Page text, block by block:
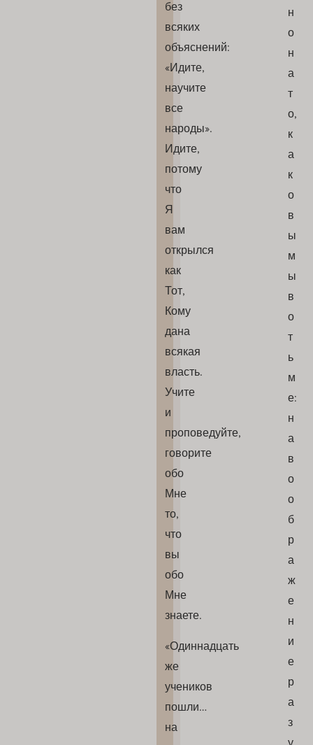
без
всяких
объяснений:
«Идите,
научите
все
народы».
Идите,
потому
что
Я
вам
открылся
как
Тот,
Кому
дана
всякая
власть.
Учите
и
проповедуйте,
говорите
обо
Мне
то,
что
вы
обо
Мне
знаете.
«Одиннадцать
же
учеников
пошли…
на
н
о
н
а
т
о,
к
а
к
о
в
ы
м
ы
в
о
т
ь
м
е:
н
а
в
о
о
б
р
а
ж
е
н
и
е
р
а
з